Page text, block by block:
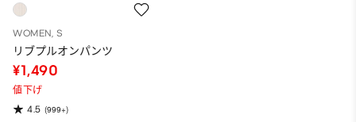
WOMEN, S
リブプルオンパンツ
¥1,490
値下げ
4.5 (999+)